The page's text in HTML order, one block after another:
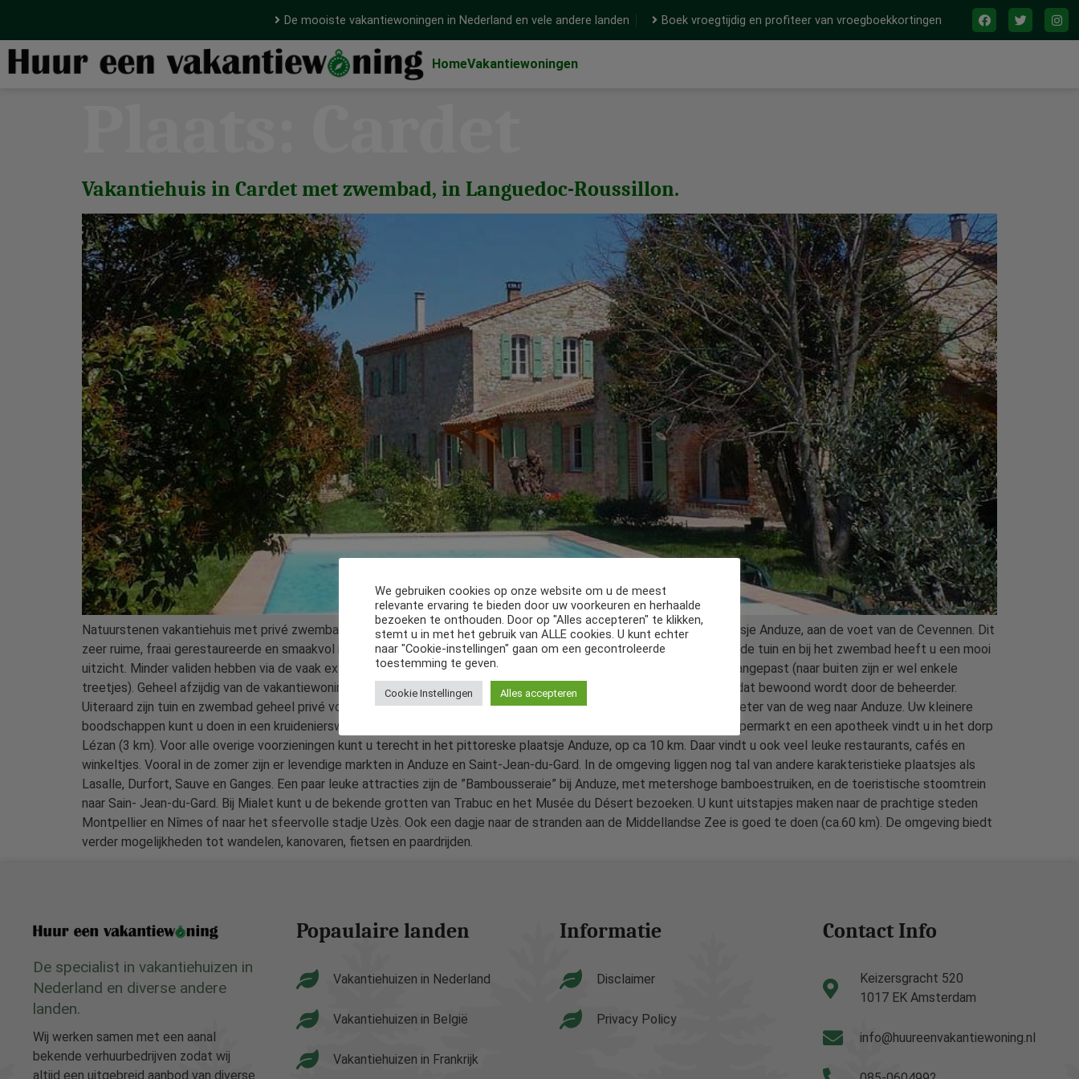
De mooiste vakantiewoningen in Nederland en vele andere landen Boek vroegtijdig en profiteer van vroegboekkortingen
HomeVakantiewoningen
Vakantiehuis in Cardet met zwembad, in Languedoc-Roussillon.
Natuurstenen vakantiehuis met privé zwembad in Cardet in de Languedoc, op ca.10 kilometer van het prachtige plaatsje Anduze, aan de voet van de Cevennen. Dit
zeer ruime, fraai gerestaureerde en smaakvol ingerichte vakantiehuis is de voormalige wijncoöperatie van het dorp. In de tuin en bij het zwembad heeft u een mooi
uitzicht. Minder validen hebben via de vaak extra brede deuren toegang tot de meeste ruimtes en één badkamer is aangepast (naar buiten zijn er wel enkele
treetjes). Geheel afzijdig van de vakantiewoning en het zwembad bevindt zich op de eerste etage een appartement dat bewoond wordt door de beheerder.
Uiteraard zijn tuin en zwembad geheel privé voor de huurders. Het huis is omringd door wijngaarden en ligt op ca. 50 meter van de weg naar Anduze. Uw kleinere
boodschappen kunt u doen in een kruidenierswinkel op een paar honderd van het huis (ook verkoop van brood), een supermarkt en een apotheek vindt u in het dorp
Lézan (3 km). Voor alle overige voorzieningen kunt u terecht in het pittoreske plaatsje Anduze, op ca 10 km. Daar vindt u ook veel leuke restaurants, cafés en
winkeltjes. Vooral in de zomer zijn er levendige markten in Anduze en Saint-Jean-du-Gard. In de omgeving liggen nog tal van andere karakteristieke plaatsjes als
Lasalle, Durfort, Sauve en Ganges. Een paar leuke attracties zijn de ”Bambousseraie” bij Anduze, met metershoge bamboestruiken, en de toeristische stoomtrein
naar Sain- Jean-du-Gard. Bij Mialet kunt u de bekende grotten van Trabuc en het Musée du Désert bezoeken. U kunt uitstapjes maken naar de prachtige steden
Montpellier en Nîmes of naar het sfeervolle stadje Uzès. Ook een dagje naar de stranden aan de Middellandse Zee is goed te doen (ca.60 km). De omgeving biedt
verder mogelijkheden tot wandelen, kanovaren, fietsen en paardrijden.
De specialist in vakantiehuizen in
Nederland en diverse andere
landen.
Wij werken samen met een aanal
bekende verhuurbedrijven zodat wij
altijd een uitgebreid aanbod van diverse
Popaulaire landen
Vakantiehuizen in Nederland
Vakantiehuizen in België
Vakantiehuizen in Frankrijk
Informatie
Disclaimer
Privacy Policy
Contact Info
Keizersgracht 520
1017 EK Amsterdam
info@huureenvakantiewoning.nl
We gebruiken cookies op onze website om u de meest
relevante ervaring te bieden door uw voorkeuren en herhaalde
bezoeken te onthouden. Door op "Alles accepteren" te klikken,
stemt u in met het gebruik van ALLE cookies. U kunt echter
naar "Cookie-instellingen" gaan om een gecontroleerde
toestemming te geven.
Cookie Instellingen Alles accepteren